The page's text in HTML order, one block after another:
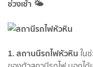
ช่วงเช้า 🌤
1. สถานนีรถไฟหัวหินใน